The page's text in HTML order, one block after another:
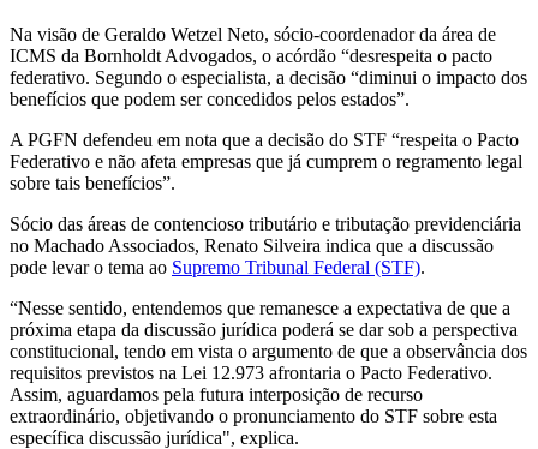
Na visão de Geraldo Wetzel Neto, sócio-coordenador da área de
ICMS da Bornholdt Advogados, o acórdão “desrespeita o pacto
federativo. Segundo o especialista, a decisão “diminui o impacto dos
benefícios que podem ser concedidos pelos estados”.
A PGFN defendeu em nota que a decisão do STF “respeita o Pacto
Federativo e não afeta empresas que já cumprem o regramento legal
sobre tais benefícios”.
Sócio das áreas de contencioso tributário e tributação previdenciária
no Machado Associados, Renato Silveira indica que a discussão
pode levar o tema ao Supremo Tribunal Federal (STF).
“Nesse sentido, entendemos que remanesce a expectativa de que a
próxima etapa da discussão jurídica poderá se dar sob a perspectiva
constitucional, tendo em vista o argumento de que a observância dos
requisitos previstos na Lei 12.973 afrontaria o Pacto Federativo.
Assim, aguardamos pela futura interposição de recurso
extraordinário, objetivando o pronunciamento do STF sobre esta
específica discussão jurídica", explica.